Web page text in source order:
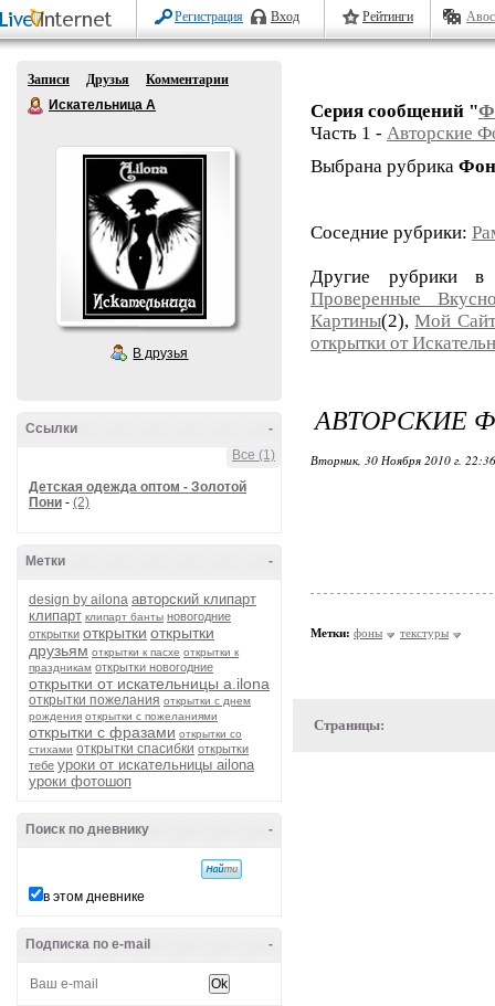
Регистрация Вход Рейтинги
Записи Друзья
Комментарии
Искательница А
В друзья
-
Ссылки
Все (1)
Детская одежда оптом - Золотой
Пони - (2)
-
Метки
design by ailona авторский клипарт
клипарт клипарт банты новогодние
открытки открытки открытки
друзьям открытки к пасхе открытки к
праздникам открытки новогодние
открытки от искательницы a.ilona
открытки пожелания открытки с днем
рождения открытки с пожеланиями
открытки с фразами открытки со
стихами открытки спасибки открытки
тебе уроки от искательницы ailona
уроки фотошоп
-
Поиск по дневнику
в этом дневнике
-
Подписка по e-mail
Серия сообщений "
Часть 1 - Авторские
Выбрана рубрика
Соседние рубрики:
Другие рубрики
Проверенные
Картины(2),Мой Сайт
открытки от
АВТОРСКИЕ
Вторник, 30 Ноября 2010 г.
Метки: фоны текстуры
Страницы: